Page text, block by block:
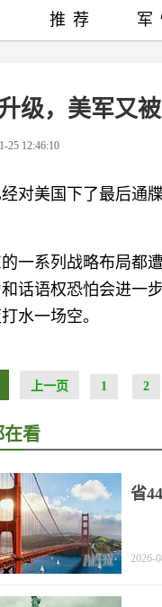
级，美军又
25 12:46:10
对美国下了最后通
一系列战略布局都
话语权恐怕会进一
水一场空。
上一页 1 2
推荐 军
在看
省
2026-